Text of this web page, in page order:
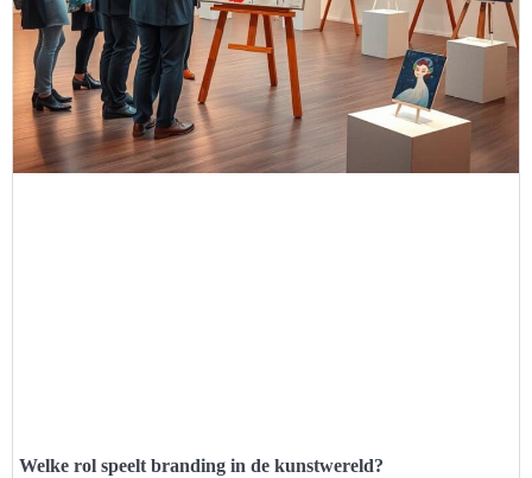
Welke rol speelt branding in de kunstwereld?